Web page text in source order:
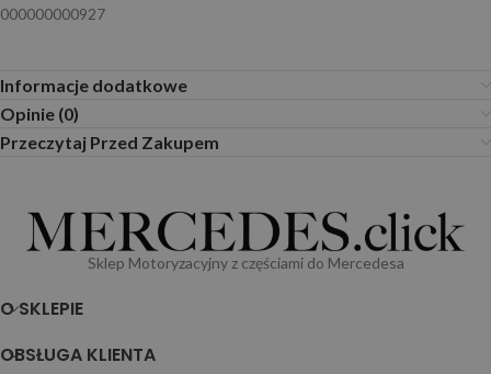
000000000927
Informacje dodatkowe
Opinie (0)
Przeczytaj Przed Zakupem
Sklep Motoryzacyjny z częściami do Mercedesa
O SKLEPIE
OBSŁUGA KLIENTA